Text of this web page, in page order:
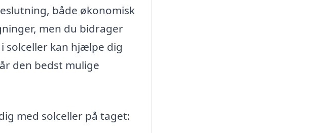
både økonomisk
men du bidrager
solceller kan hjælpe dig
den bedst mulige
med solceller på taget: